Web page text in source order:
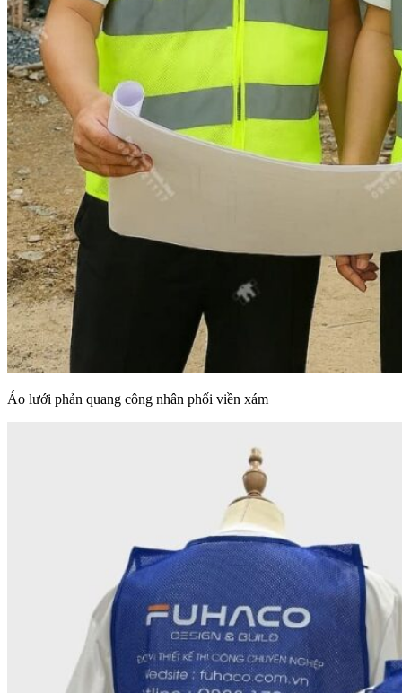
Áo lưới phản quang công nhân phối viền xám